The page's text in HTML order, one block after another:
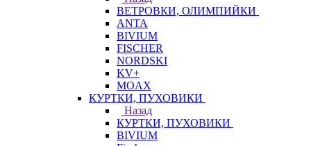
ВЕТРОВКИ, ОЛИМПИЙКИ
ANTA
BIVIUM
FISCHER
NORDSKI
KV+
MOAX
КУРТКИ, ПУХОВИКИ
Назад
КУРТКИ, ПУХОВИКИ
BIVIUM